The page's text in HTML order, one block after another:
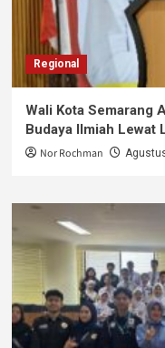
Regional
Wali Kota Semarang
Budaya Ilmiah Lewat
Nor Rochman